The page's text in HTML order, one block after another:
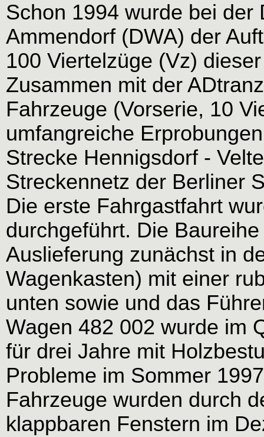
Schon 1994 wurde bei der
Ammendorf (DWA) der
100 Viertelzüge (Vz)
Zusammen mit der
Fahrzeuge (Vorserie, 10
umfangreiche
Strecke Hennigsdorf -
Streckennetz der Berliner
Die erste Fahrgastfahrt
durchgeführt. Die
Auslieferung zunächst in
Wagenkasten) mit einer
unten sowie und das
Wagen 482 002 wurde im
für drei Jahre mit
Probleme im Sommer
Fahrzeuge wurden durch
klappbaren Fenstern im